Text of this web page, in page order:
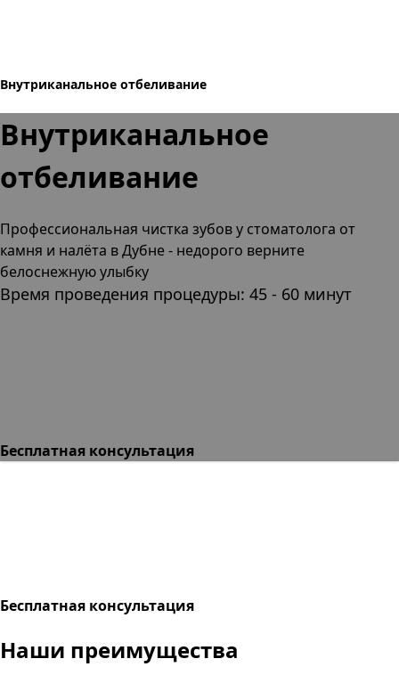
Внутриканальное отбеливание
Внутриканальное
отбеливание
Профессиональная чистка зубову стоматолога от
камня и налёта в Дубне- недорого верните
белоснежную улыбку
Время проведения процедуры: 45 - 60 минут
Бесплатная консультация
Бесплатная консультация
Наши преимущества